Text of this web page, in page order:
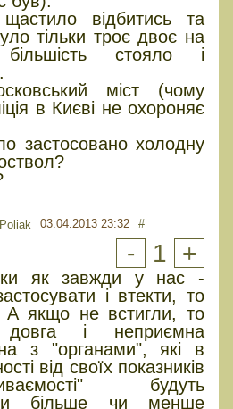
відбитись та
тільки троє двоє на
стояло і
міст (чому
в Києві не охороняє
застосовано холодну
03.04.2013 23:32 #
- 1 +
як завжди у нас -
і втекти, то
А якщо не встигли, то
і неприємна
з "органами", які в
від своїх показників
будуть
більше чи менше